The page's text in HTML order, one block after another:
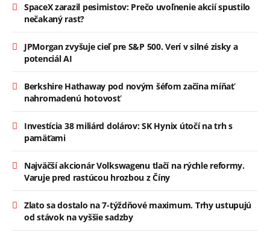
SpaceX zarazil pesimistov: Prečo uvoľnenie akcií spustilo
nečakaný rast?
JPMorgan zvyšuje cieľ pre S&P 500. Verí v silné zisky a
potenciál AI
Berkshire Hathaway pod novým šéfom začína míňať
nahromadenú hotovosť
Investícia 38 miliárd dolárov: SK Hynix útočí na trh s
pamäťami
Najväčší akcionár Volkswagenu tlačí na rýchle reformy.
Varuje pred rastúcou hrozbou z Číny
Zlato sa dostalo na 7-týždňové maximum. Trhy ustupujú
od stávok na vyššie sadzby